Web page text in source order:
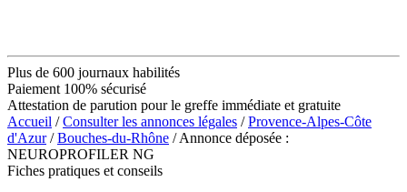
Plus de 600 journaux habilités
Paiement 100% sécurisé
Attestation de parution pour le greffe immédiate et gratuite
Accueil /Consulter les annonces légales /Provence-Alpes-Côte
d'Azur/Bouches-du-Rhône / Annonce déposée :
NEUROPROFILER NG
Fiches pratiques et conseils